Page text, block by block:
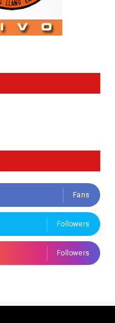
Fans
Followers
Followers